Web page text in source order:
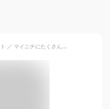
【リッケ/LYKKE】＼5枚セット ／ マイニチにたくさん欲しい 七分袖 Tシャツ ◆ 90 100 110 120 130 ◆ ◇ 春 秋 男の子 女の子 子ども 子供 ベビー キッズ こども 子供服 服 カットソー 5枚 セット 通園 通学 園 小学生 幼稚園 保育園